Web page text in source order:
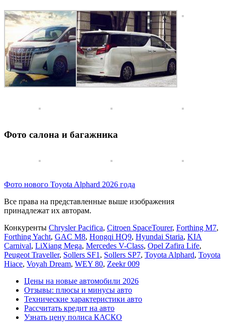
Фото салона и багажника
Фото нового Toyota Alphard 2026 года
Все права на представленные выше изображения
принадлежат их авторам.
Конкуренты Chrysler Pacifica, Citroen SpaceTourer, Forthing M7,
Forthing Yacht, GAC M8, Hongqi HQ9, Hyundai Staria, KIA
Carnival, LiXiang Mega, Mercedes V-Class, Opel Zafira Life,
Peugeot Traveller, Sollers SF1 , Sollers SP7, Toyota Alphard, Toyota
Hiace, Voyah Dream, WEY 80, Zeekr 009
Цены на новые автомобили 2026
Отзывы: плюсы и минусы авто
Технические характеристики авто
Рассчитать кредит на авто
Узнать цену полиса КАСКО